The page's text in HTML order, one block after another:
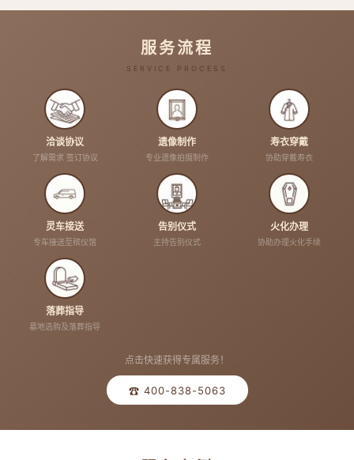
服务流程
SERVICE PROCESS
洽谈协议
了解需求 签订协议
遗像制作
专业遗像拍摄制作
寿衣穿戴
协助穿戴寿衣
灵车接送
专车接送至殡仪馆
告别仪式
主持告别仪式
火化办理
协助办理火化手续
落葬指导
墓地选购及落葬指导
点击快速获得专属服务！
☎ 400-838-5063